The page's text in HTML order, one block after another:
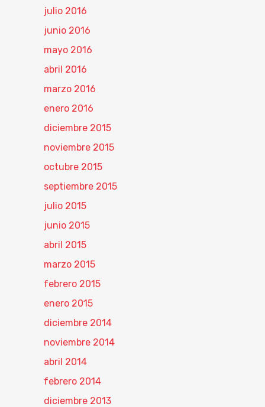
julio 2016
junio 2016
mayo 2016
abril 2016
marzo 2016
enero 2016
diciembre 2015
noviembre 2015
octubre 2015
septiembre 2015
julio 2015
junio 2015
abril 2015
marzo 2015
febrero 2015
enero 2015
diciembre 2014
noviembre 2014
abril 2014
febrero 2014
diciembre 2013